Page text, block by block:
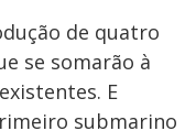
de quatro
se somarão à
E
submarino